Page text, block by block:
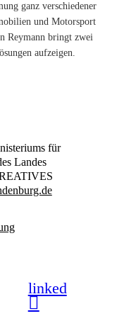
ganz verschiedener
und Motorsport
Reymann bringt zwei
aufzeigen.
für
Landes
linked